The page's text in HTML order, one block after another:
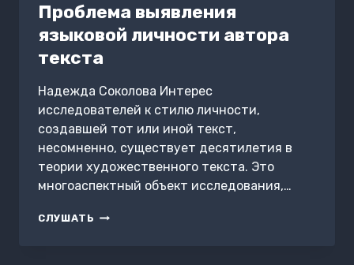
Проблема выявления
языковой личности автора
текста
Надежда Соколова Интерес
исследователей к стилю личности,
создавшей тот или иной текст,
несомненно, существует десятилетия в
теории художественного текста. Это
многоаспектный объект исследования,…
СЛУШАТЬ ПРОБЛЕМА